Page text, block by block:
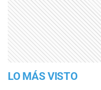
LO MÁS VISTO